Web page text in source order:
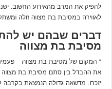
להפיק את המרב מהאירוע החשוב. ישנם
לאווירה במסיבת בת מצווה זולה
דברים שבהם יש
מסיבת בת מצווה
* המקום של מסיבת בת מצווה –
את ההבדל בין סתם מסיבת בת
יזכרו. מדשאה גדולה הנמצאת בקרבה